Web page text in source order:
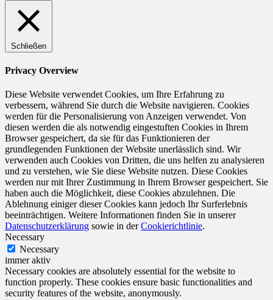
Schließen
Privacy Overview
Diese Website verwendet Cookies, um Ihre Erfahrung zu
verbessern, während Sie durch die Website navigieren. Cookies
werden für die Personalisierung von Anzeigen verwendet. Von
diesen werden die als notwendig eingestuften Cookies in Ihrem
Browser gespeichert, da sie für das Funktionieren der
grundlegenden Funktionen der Website unerlässlich sind. Wir
verwenden auch Cookies von Dritten, die uns helfen zu analysieren
und zu verstehen, wie Sie diese Website nutzen. Diese Cookies
werden nur mit Ihrer Zustimmung in Ihrem Browser gespeichert. Sie
haben auch die Möglichkeit, diese Cookies abzulehnen. Die
Ablehnung einiger dieser Cookies kann jedoch Ihr Surferlebnis
beeinträchtigen. Weitere Informationen finden Sie in unserer
Datenschutzerklärung sowie in derCookierichtlinie.
Necessary
Necessary
immer aktiv
Necessary cookies are absolutely essential for the website to
function properly. These cookies ensure basic functionalities and
security features of the website, anonymously.